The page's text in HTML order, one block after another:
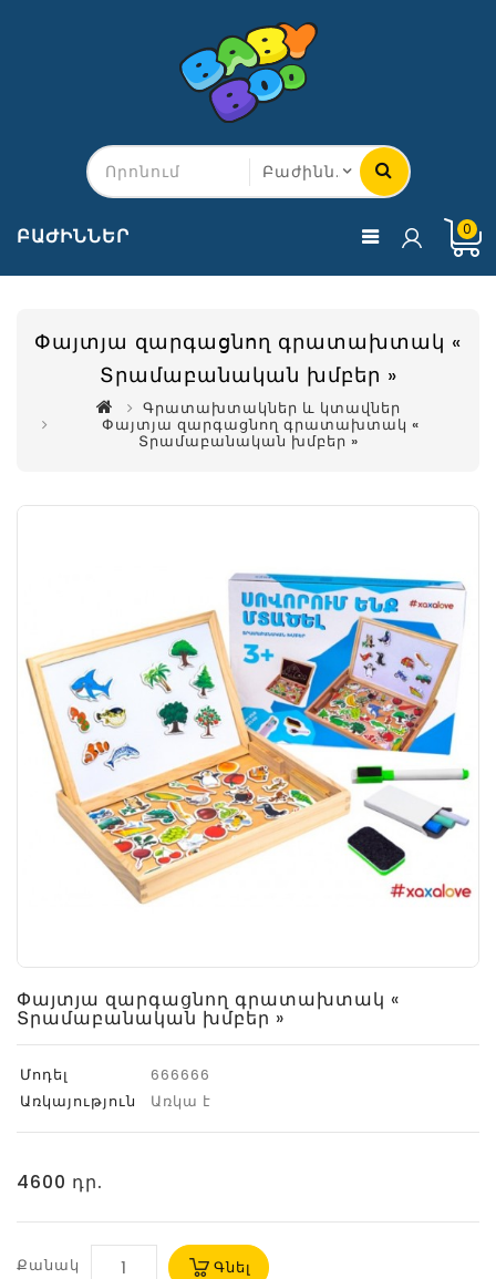
ԲԱԺԻՆՆԵՐ 0
Փայտյա զարգացնող գրատախտակ «
Տրամաբանական խմբեր »
Գրատախտակներ և կտավներ
Փայտյա զարգացնող գրատախտակ «
Տրամաբանական խմբեր »
Փայտյա զարգացնող գրատախտակ «
Տրամաբանական խմբեր »
Մոդել
666666
Առկայություն
Առկա է
4600 դր.
Քանակ Գնել